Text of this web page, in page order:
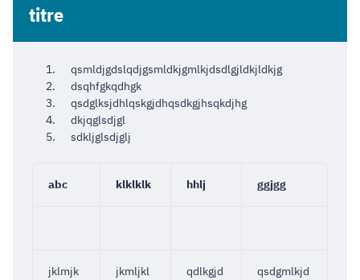
titre
qsmldjgdslqdjgsmldkjgmlkjdsdlgjldkjldkjg
dsqhfgkqdhgk
qsdglksjdhlqskgjdhqsdkgjhsqkdjhg
dkjqglsdjgl
sdkljglsdjglj
abc klklklk hhlj ggjgg
jklmjk
jkmljkl
qdlkgjd
qsdgmlkjd